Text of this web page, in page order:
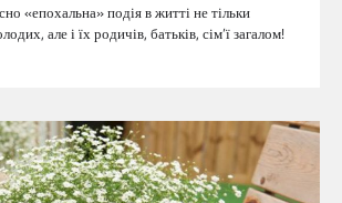
«епохальна» подія в житті не тільки
але і їх родичів, батьків, сім’ї загалом!